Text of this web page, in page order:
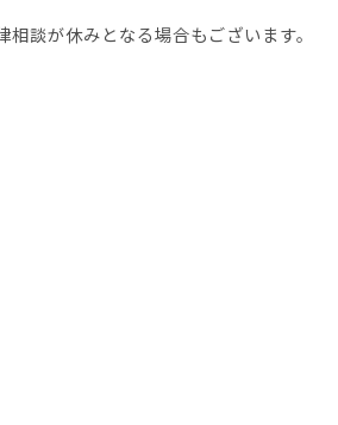
談が休みとなる場合もございます。